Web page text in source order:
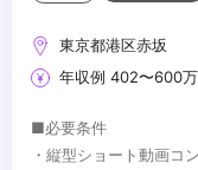
東京都港区赤坂
年収例 402〜600
■必要条件
・縦型ショート動画コ